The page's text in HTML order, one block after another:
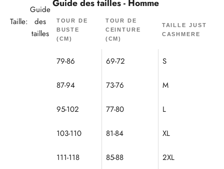
Taille:
Guide
des
tailles
Guide des tailles - Homme
TOUR DE
BUSTE
(CM)
TOUR DE
CEINTURE
(CM)
TAILLE JUST
CASHMERE
79-86 69-72 S
87-94 73-76 M
95-102 77-80 L
103-110 81-84 XL
111-118 85-88
2XL